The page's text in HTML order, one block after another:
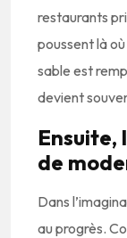
restaurants
poussent là
sable est
devient
Ensuite,
de
Dans
au progrès.